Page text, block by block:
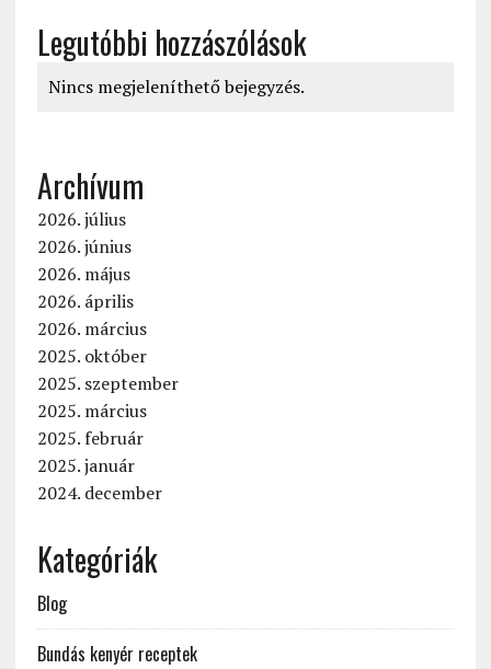
Legutóbbi hozzászólások
Nincs megjeleníthető bejegyzés.
Archívum
2026. július
2026. június
2026. május
2026. április
2026. március
2025. október
2025. szeptember
2025. március
2025. február
2025. január
2024. december
Kategóriák
Blog
Bundás kenyér receptek